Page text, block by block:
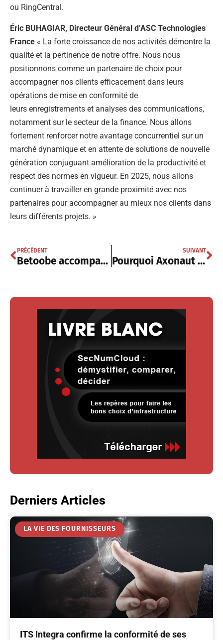
ou RingCentral.
Éric BUHAGIAR, Directeur Général d’ASC Technologies
France « La forte croissance de nos activités démontre la
qualité et la pertinence de notre offre. Nous nous
positionnons comme un partenaire de choix pour
accompagner nos clients efficacement dans leurs
opérations de mise en conformité de
leurs enregistrements et analyses des communications,
notamment sur le secteur de la finance. Nous allons
fortement renforcer notre avantage concurrentiel sur un
marché dynamique et en attente de solutions de nouvelle
génération conjuguant amélioration de la productivité et
respect des normes en vigueur. En 2025, nous allons
continuer à travailler en grande proximité avec nos
partenaires pour accompagner au mieux nos clients dans
leurs différents projets. »
PRÉCÉDENT
Betoobe accompagne la Centrale d’Achat de l’Informatique Hospitalière et ses adhérents
SUIVANT
Pourquoi Axonaut séduit de plus en plus les TPE et PME françaises
Derniers Articles
LA VIE DES FOURNISSEURS
ITS Integra confirme la conformité de ses